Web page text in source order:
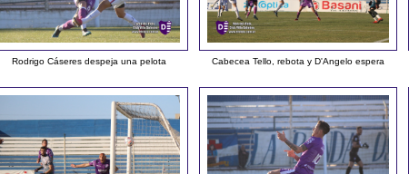
Rodrigo Cáseres despeja una pelota Cabecea Tello, rebota y D'Angelo espera